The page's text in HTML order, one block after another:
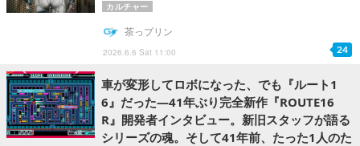
カルチャー
2026.6.6 Sat 11:00
茶っプリン
24
車が変形してロボになった、でも『ルート1
6』だった―41年ぶり完全新作『ROUTE16
R』開発者インタビュー。新旧スタッフが語る
シリーズの魂。そして41年前、たった1人のた